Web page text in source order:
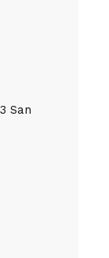
San